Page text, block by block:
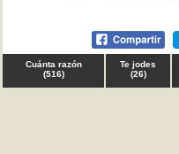
Cuánta razón
(516)
Te jodes
(26)